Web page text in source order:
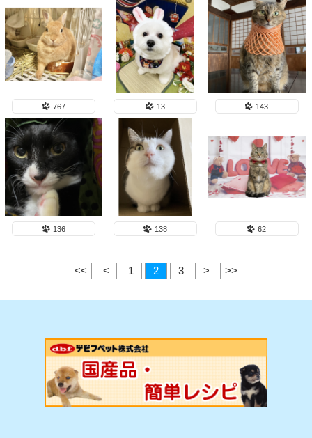
767 13 143
136 138 62
<< < 1 2 3 > >>